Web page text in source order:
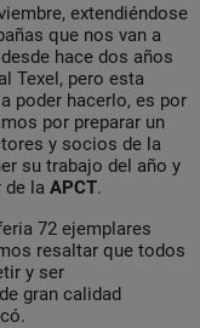
extendiéndose
que nos van a
hace dos años
Texel, pero esta
poder hacerlo, es por
por preparar un
y socios de la
su trabajo del año y
de la APCT.
72 ejemplares
resaltar que todos
y ser
gran calidad